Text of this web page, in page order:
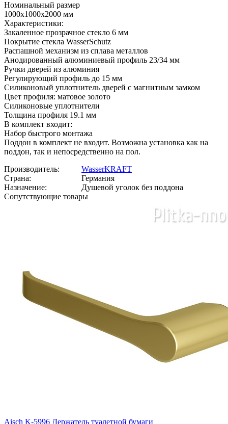
Номинальный размер
1000x1000х2000 мм
Характеристики:
Закаленное прозрачное стекло 6 мм
Покрытие стекла WasserSchutz
Распашной механизм из сплава металлов
Анодированный алюминиевый профиль 23/34 мм
Ручки дверей из алюминия
Регулирующий профиль до 15 мм
Силиконовый уплотнитель дверей с магнитным замком
Цвет профиля: матовое золото
Силиконовые уплотнители
Толщина профиля 19.1 мм
В комплект входит:
Набор быстрого монтажа
Поддон в комплект не входит. Возможна установка как на
поддон, так и непосредственно на пол.
Производитель:
WasserKRAFT
Страна:
Германия
Назначение:
Душевой уголок без поддона
Сопутствующие товары
Aisch K-5996 Держатель туалетной бумаги